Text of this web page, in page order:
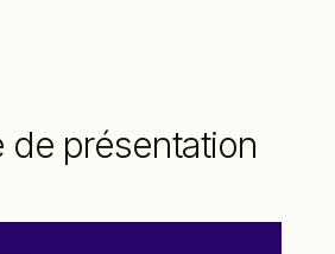
de présentation